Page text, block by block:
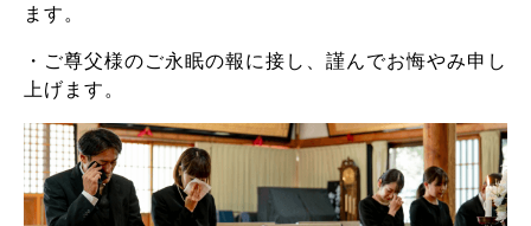
ます。
・ご尊父様のご永眠の報に接し、謹んでお悔やみ申し
上げます。